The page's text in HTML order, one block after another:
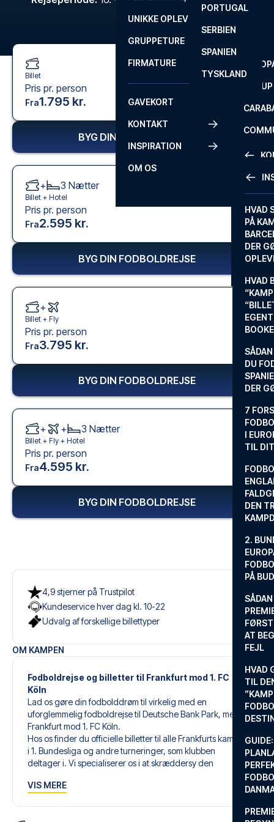
FA CUP
ROM
SEVILLA
PORTUGAL
SERBIEN
SPANIEN
TYSKLAND
UNIKKE OPLEVELSER
GRUPPETURE
FIRMATURE
GAVEKORT
KONTAKT
FAQ
INSPIRATION
HVAD
PÅ
DER
HVAD
DU
DER
7
I
TIL
DEN
2.
PÅ
AT
FEJL
HVAD
TIL
OM OS
4,9 stjerner på Trustpilot
Kundeservice hver dag kl. 10-22
Udvalg af forskellige billettyper
OM KAMPEN
Fodboldrejse og billetter til Frankfurt mod 1. FC
Köln
Lad os gøre din fodbolddrøm til virkelig med en
uforglemmelig fodboldrejse til Deutsche Bank Park, med
Frankfurt mod 1. FC Köln.
Hos os finder du officielle billetter til alle Frankfurts kampe
i 1. Bundesliga og andre turneringer, som klubben
deltager i. Vi specialiserer os i at skræddersy den
ønsker og behov.
VIS MERE
Billet
Pris pr. person
Fra1.795 kr.
BYG DIN FODBOLDREJSE
+ 3 Nætter
Billet + Hotel
Pris pr. person
Fra2.595 kr.
BYG DIN FODBOLDREJSE
+
Billet + Fly
Pris pr. person
Fra3.795 kr.
BYG DIN FODBOLDREJSE
+ + 3 Nætter
Billet + Fly + Hotel
Pris pr. person
Fra4.595 kr.
BYG DIN FODBOLDREJSE